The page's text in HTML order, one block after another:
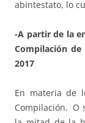
abintestato, lo
-A partir de la
Compilación
2017
En materia de
Compilación. O